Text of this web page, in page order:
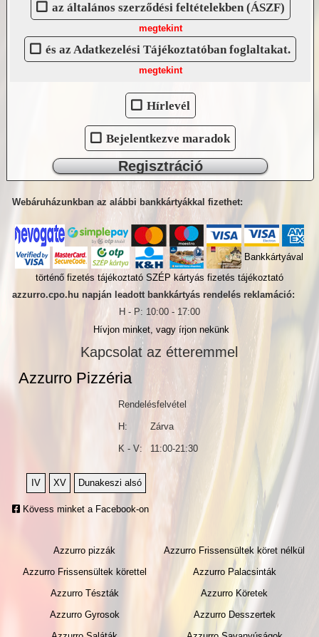
az általános szerződési feltételekben (ÁSZF)
megtekint
és az Adatkezelési Tájékoztatóban foglaltakat.
megtekint
Hírlevél
Bejelentkezve maradok
Regisztráció
Webáruházunkban az alábbi bankkártyákkal fizethet:
Bankkártyával
történő fizetés tájékoztató SZÉP kártyás fizetés tájékoztató
azzurro.cpo.hu napján leadott bankkártyás rendelés reklamáció:
H - P: 10:00 - 17:00
Hívjon minket, vagy írjon nekünk
Kapcsolat az étteremmel
Azzurro Pizzéria
Rendelésfelvétel
H: Zárva
K - V: 11:00-21:30
IV XV Dunakeszi alsó
Kövess minket a Facebook-on
Azzurro pizzák
Azzurro Frissensültek köret nélkül
Azzurro Frissensültek körettel
Azzurro Palacsinták
Azzurro Tészták
Azzurro Köretek
Azzurro Gyrosok
Azzurro Desszertek